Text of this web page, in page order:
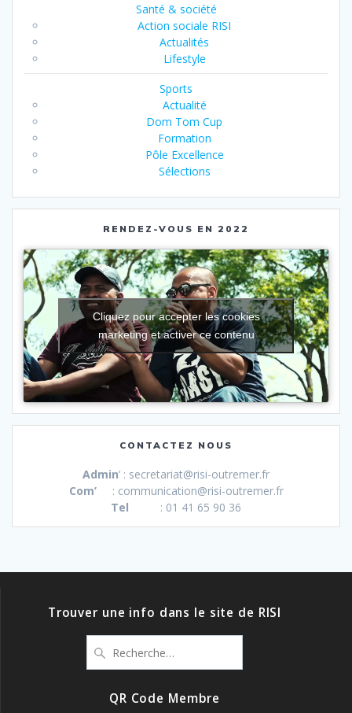
Santé & société
Action sociale RISI
Actualités
Lifestyle
Sports
Actualité
Dom Tom Cup
Formation
Pôle Excellence
Sélections
RENDEZ-VOUS EN 2022
Cliquez pour accepter les cookies
marketing et activer ce contenu
CONTACTEZ NOUS
Admin‘ : secretariat@risi-outremer.fr
Com’
: communication@risi-outremer.fr
Tel : 01 41 65 90 36
Trouver une info dans le site de RISI
pour
QR Code Membre